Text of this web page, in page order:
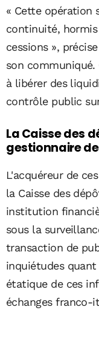
« Cette opération
continuité,
cessions »,
son
à libérer des
contrôle public
La Caisse des
gestionnaire
L'acquéreur de
la Caisse des
institution
sous la
transaction de
inquiétudes
étatique de ces
échanges franco-